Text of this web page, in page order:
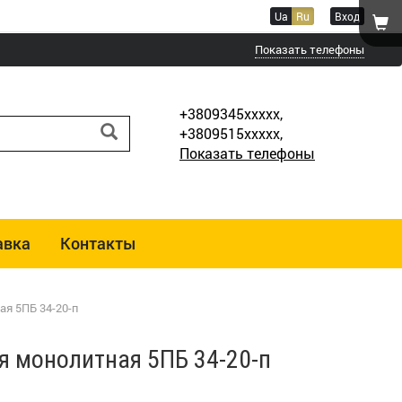
Ua Ru Вход
Показать телефоны
+3809345xxxxx,
+3809515xxxxx,
Показать телефоны
Контакты
5ПБ 34-20-п
монолитная 5ПБ 34-20-п